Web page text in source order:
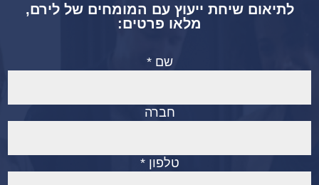
לתיאום שיחת ייעוץ עם המומחים של לירם,
מלאו פרטים:
שם *
חברה
טלפון *